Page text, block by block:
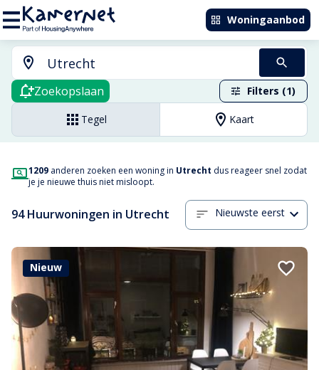
Woningaanbod
Zoekopslaan Filters (1)
Tegel Kaart
1209 anderen zoeken een woning in Utrecht dus reageer snel zodat
je je nieuwe thuis niet misloopt.
94 Huurwoningen in Utrecht Nieuwste eerst
Nieuw